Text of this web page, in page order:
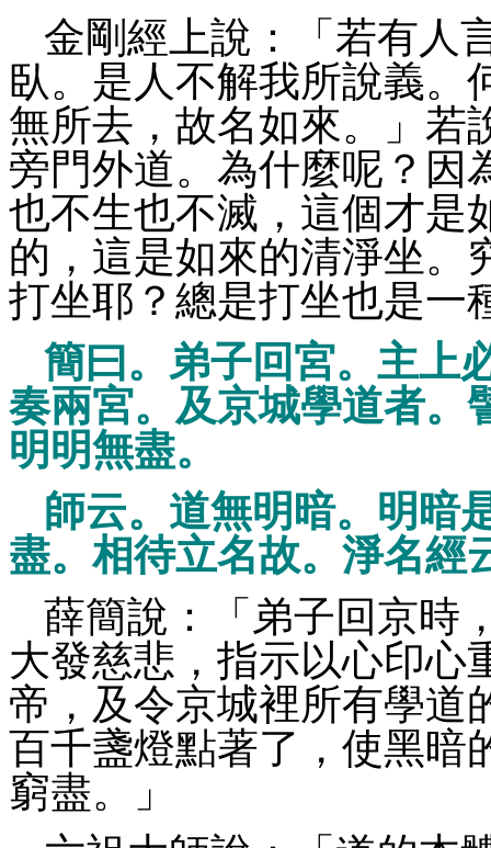
金剛經上說：「若有人
臥。是人不解我所說義。
無所去，故名如來。」若
旁門外道。為什麼呢？因
也不生也不滅，這個才是
的，這是如來的清淨坐。
打坐耶？總是打坐也是一
簡曰。弟子回宮。主上
奏兩宮。及京城學道者。
明明無盡。
師云。道無明暗。明暗
盡。相待立名故。淨名經
薛簡說：「弟子回京時
大發慈悲，指示以心印心
帝，及令京城裡所有學道
百千盞燈點著了，使黑暗
窮盡。」